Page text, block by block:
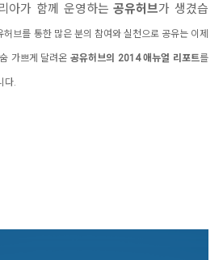
아가 함께 운영하는공유허브가 생겼습
브를 통한 많은 분의 참여와 실천으로 공유는 이제
가쁘게 달려온 공유허브의 2014 애뉴얼 리포트를
다.